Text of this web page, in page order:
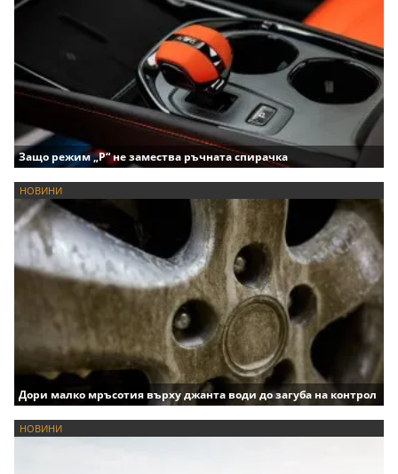
Защо режим „P“ не замества ръчната спирачка
НОВИНИ
Дори малко мръсотия върху джанта води до загуба на контрол
НОВИНИ